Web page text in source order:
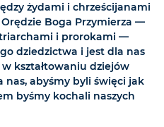
żydami i chrześcijanami
Boga Przymierza —
i prorokami —
dziedzictwa i jest dla nas
kształtowaniu dziejów
nas, abyśmy byli święci jak
byśmy kochali naszych